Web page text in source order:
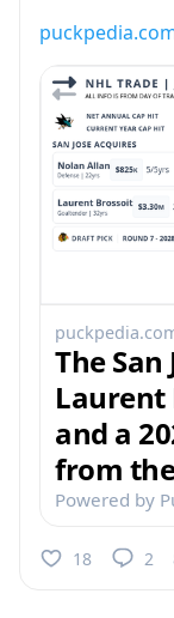
The
Laurent
and a
from
Powered by
18 2